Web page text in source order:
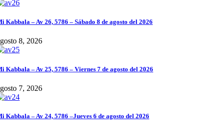
Kabbala – Av 26, 5786 – Sábado 8 de agosto del 2026
8, 2026
Kabbala – Av 25, 5786 – Viernes 7 de agosto del 2026
7, 2026
Kabbala – Av 24, 5786 –Jueves 6 de agosto del 2026